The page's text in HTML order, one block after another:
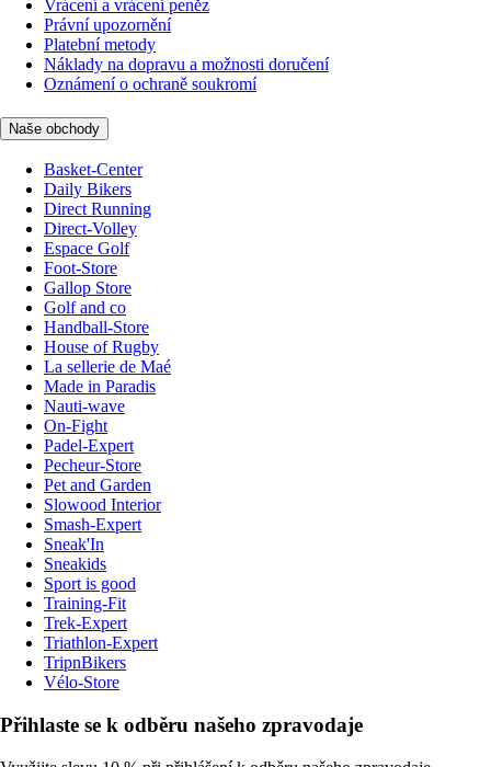
Vrácení a vrácení peněz
Právní upozornění
Platební metody
Náklady na dopravu a možnosti doručení
Oznámení o ochraně soukromí
Naše obchody
Basket-Center
Daily Bikers
Direct Running
Direct-Volley
Espace Golf
Foot-Store
Gallop Store
Golf and co
Handball-Store
House of Rugby
La sellerie de Maé
Made in Paradis
Nauti-wave
On-Fight
Padel-Expert
Pecheur-Store
Pet and Garden
Slowood Interior
Smash-Expert
Sneak'In
Sneakids
Sport is good
Training-Fit
Trek-Expert
Triathlon-Expert
TripnBikers
Vélo-Store
Přihlaste se k odběru našeho zpravodaje